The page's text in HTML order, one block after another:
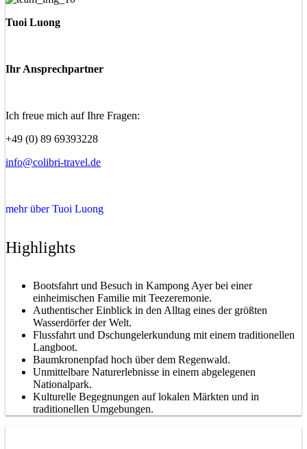
Tuoi Luong
Ihr Ansprechpartner
Ich freue mich auf Ihre Fragen:
+49 (0) 89 69393228
info@colibri-travel.de
mehr über Tuoi Luong
Highlights
Bootsfahrt und Besuch in Kampong Ayer bei einer
einheimischen Familie mit Teezeremonie.
Authentischer Einblick in den Alltag eines der größten
Wasserdörfer der Welt.
Flussfahrt und Dschungelerkundung mit einem traditionellen
Langboot.
Baumkronenpfad hoch über dem Regenwald.
Unmittelbare Naturerlebnisse in einem abgelegenen
Nationalpark.
Kulturelle Begegnungen auf lokalen Märkten und in
traditionellen Umgebungen.